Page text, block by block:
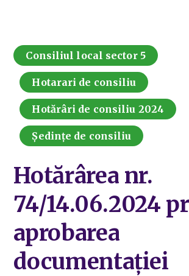
Consiliul local sector 5
Hotarari de consiliu
Hotărâri de consiliu 2024
Ședințe de consiliu
Hotărârea nr.
74/14.06.2024
aprobarea
documentației